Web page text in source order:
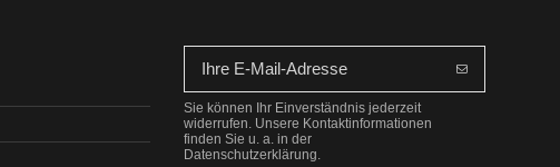
Sie können Ihr Einverständnis jederzeit
widerrufen. Unsere Kontaktinformationen
finden Sie u. a. in der
Datenschutzerklärung.